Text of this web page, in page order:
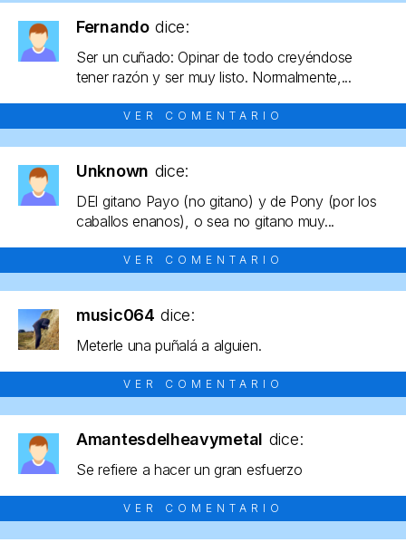
Fernando dice:
Ser un cuñado: Opinar de todo creyéndose
tener razón y ser muy listo. Normalmente,...
VER COMENTARIO
Unknown dice:
DEl gitano Payo (no gitano) y de Pony (por los
caballos enanos), o sea no gitano muy...
VER COMENTARIO
music064 dice:
Meterle una puñalá a alguien.
VER COMENTARIO
Amantesdelheavymetal dice:
Se refiere a hacer un gran esfuerzo
VER COMENTARIO